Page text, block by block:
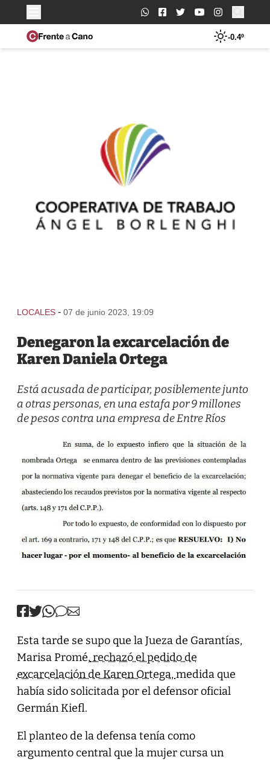
Buscar:
-0.4º
LOCALES - 07 de junio 2023, 19:09
Denegaron la excarcelación de
Karen Daniela Ortega
Está acusada de participar, posiblemente junto
a otras personas, en una estafa por 9 millones
de pesos contra una empresa de Entre Ríos
Esta tarde se supo que la Jueza de Garantías,
Marisa Promé,rechazó el pedido de
excarcelación de Karen Ortega,medida que
había sido solicitada por el defensor oficial
Germán Kiefl.
El planteo de la defensa tenía como
argumento central que la mujer cursa un